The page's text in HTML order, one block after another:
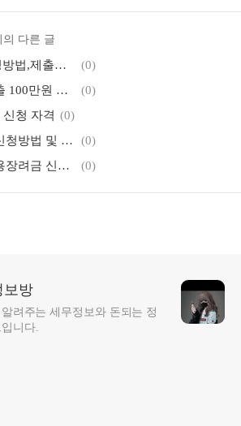
다른 글
청년월세지원금 신청방법,제출서류
(0)
긴급 소액생계비 대출 100만원 신청자격, 방법(사전예약)
(0)
청 자격 (0)
전국민 물가지원금 신청방법 및 지급일 (최대 40만원)
(0)
소상공인 버팀목 고용장려금 신청방법 서울시 300만원
(0)
보방
려주는 세무정보와 돈되는 정
니다.